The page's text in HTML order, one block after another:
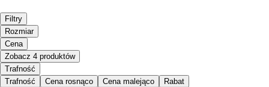
Filtry
Rozmiar
Cena
Zobacz 4 produktów
Trafność
Trafność
Cena rosnąco Cena malejąco Rabat